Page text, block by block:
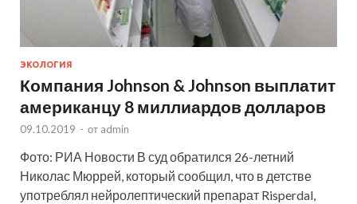
ЭКОЛОГИЯ
Компания Johnson & Johnson выплатит
американцу 8 миллиардов долларов
09.10.2019 - от admin
Фото: РИА Новости В суд обратился 26-летний
Николас Мюррей, который сообщил, что в детстве
употреблял нейролептический препарат Risperdal,